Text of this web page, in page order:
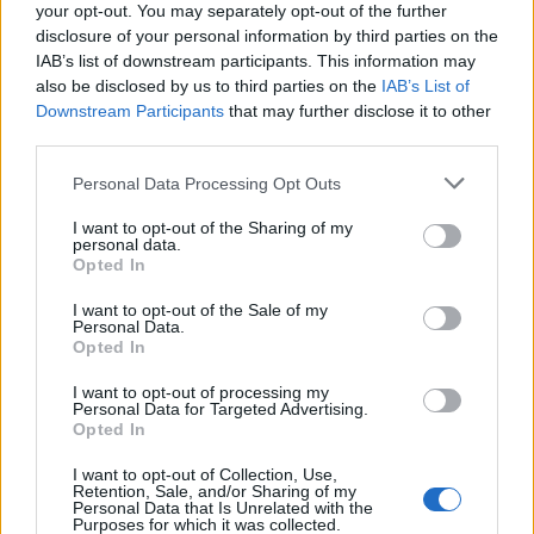
your opt-out. You may separately opt-out of the further
disclosure of your personal information by third parties on the
IAB’s list of downstream participants. This information may
also be disclosed by us to third parties on the IAB’s List of
Downstream Participants that may further disclose it to other
Personal Data Processing Opt Outs
I want to opt-out of the Sharing of my
personal data.
Opted In
I want to opt-out of the Sale of my
Personal Data.
Opted In
I want to opt-out of processing my
Personal Data for Targeted Advertising.
Opted In
I want to opt-out of Collection, Use,
Retention, Sale, and/or Sharing of my
Personal Data that Is Unrelated with the
Purposes for which it was collected.
Calendario Astronómico de 2026
Calendario Lunar
Calendario de Días Internacionales de
2027
Calculadoras
Calcula la diferencia entre fechas
Sumar o restar días o semanas a una
Calcular días hábiles
¿Cuántos días he vivido?
¿Quién cumple años hoy?
Calculadora de Calorías